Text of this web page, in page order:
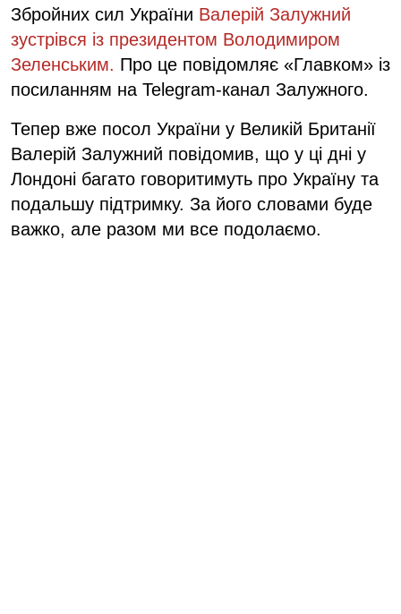
Збройних сил України Валерій Залужний
зустрівся із президентом Володимиром
Зеленським. Про це повідомляє «Главком» із
посиланням на Telegram-канал Залужного.
Тепер вже посол України у Великій Британії
Валерій Залужний повідомив, що у ці дні у
Лондоні багато говоритимуть про Україну та
подальшу підтримку. За його словами буде
важко, але разом ми все подолаємо.